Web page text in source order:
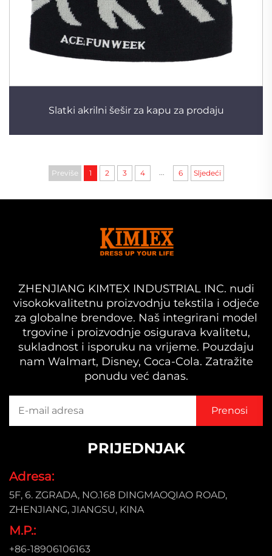
Slatki akrilni šešir za kapu za prodaju
Previše 1 2 3 4 ... 6 Sljedeći
ZHENJIANG KIMTEX INDUSTRIAL INC. nudi
visokokvalitetnu proizvodnju tekstila i odjeće
za globalne brendove. Naš integrirani model
trgovine i proizvodnje osigurava kvalitetu,
sukladnost i isporuku na vrijeme. Pouzdaju
nam Walmart, Disney, Coca-Cola. Zatražite
ponudu već danas.
PRIJEDNJAK
Adresa:
5F, 6. ZGRADA, NO.168 DINGMAOQIAO ROAD,
ZHENJIANG, JIANGSU, KINA
M.P.:
+86-18906106163